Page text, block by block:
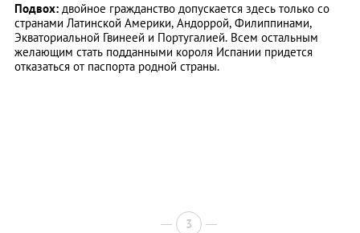
Подвох: двойное гражданство допускается здесь только со
странами Латинской Америки, Андоррой, Филиппинами,
Экваториальной Гвинеей и Португалией. Всем остальным
желающим стать подданными короля Испании придется
отказаться от паспорта родной страны.
3